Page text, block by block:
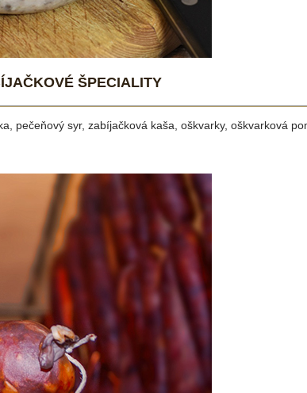
ŠPECIALITY
pečeňový syr, zabíjačková kaša, oškvarky, oškvarková